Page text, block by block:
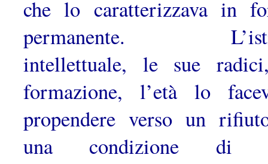
che lo caratterizzava in
permanente.
intellettuale, le sue
formazione, l’età lo
propendere verso un
una condizione di